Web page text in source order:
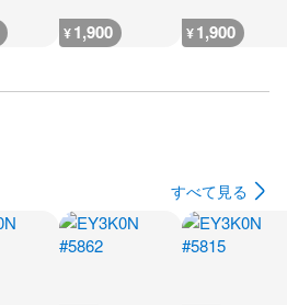
¥1,900 ¥1,900
すべて見る